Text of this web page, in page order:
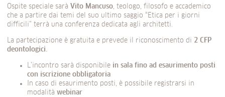
Ospite speciale sarà Vito Mancuso, teologo, filosofo e accademico
che a partire dai temi del suo ultimo saggio “Etica per i giorni
difficili” terrà una conferenza dedicata agli architetti.
La partecipazione è gratuita e prevede il riconoscimento di 2 CFP
deontologici.
L’incontro sarà disponibile in sala fino ad esaurimento posti
con iscrizione obbligatoria
In caso di esaurimento posti, è possibile registrarsi in
modalità webinar